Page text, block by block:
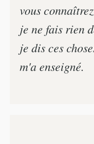
vous
je ne fais rien
je dis ces
m'a enseigné.